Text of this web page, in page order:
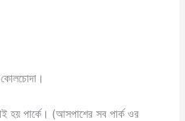
হয় পার্কে। (আসপাশের সব পার্ক ওর